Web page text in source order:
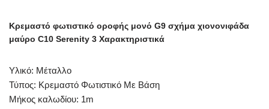
Κρεμαστό φωτιστικό οροφής μονό G9 σχήμα χιονονιφάδα
μαύρο C10 Serenity 3 Χαρακτηριστικά
Υλικό: Μέταλλο
Τύπος: Κρεμαστό Φωτιστικό Με Βάση
Μήκος καλωδίου: 1m